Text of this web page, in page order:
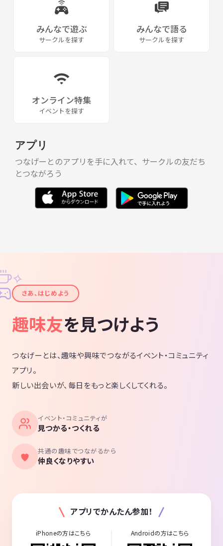
みんなで遊ぶ
サークルを探す
みんなで語る
サークルを探す
オンライン特集
イベントを探す
アプリ
つなげーとのアプリを手に入れて、サークルの友だち
とつながろう
✦
✧
さあ、はじめよう
趣味友を見つけよう
つなげーとは、趣味や興味でつながるイベント・コミュニティ
アプリ。
新しい出会いが、毎日をもっと楽しくしてくれる。
イベント・コミュニティが
見つかる・つくれる
共通の趣味でつながるから
仲良くなりやすい
アプリでかんたん参加！
iPhoneの方はこちら Androidの方はこちら